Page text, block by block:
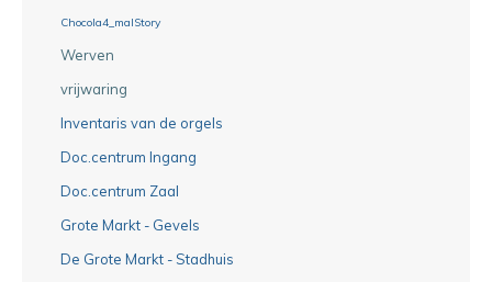
Chocola4_malStory
Werven
vrijwaring
Inventaris van de orgels
Doc.centrum Ingang
Doc.centrum Zaal
Grote Markt - Gevels
De Grote Markt - Stadhuis